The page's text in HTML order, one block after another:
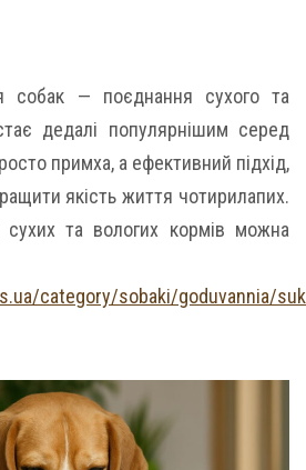
собак — поєднання сухого та
дедалі популярнішим серед
примха, а ефективний підхід,
якість життя чотирилапих.
сухих та вологих кормів можна
category/sobaki/goduvannia/